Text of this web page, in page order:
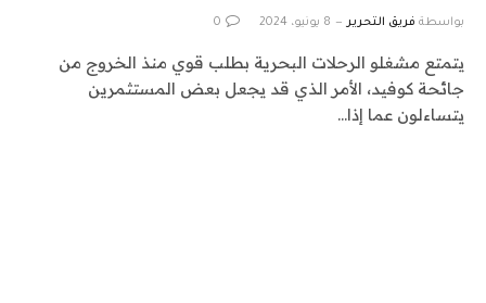
بواسطة فريق التحرير 8 يونيو، 2024 0
يتمتع مشغلو الرحلات البحرية بطلب قوي منذ الخروج من
جائحة كوفيد، الأمر الذي قد يجعل بعض المستثمرين
يتساءلون عما إذا…